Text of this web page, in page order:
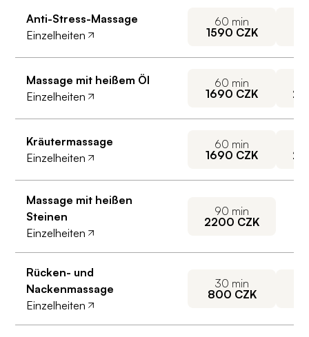
Anti-Stress-Massage
Einzelheiten
60 min
1590 CZK
Massage mit heißem Öl
Einzelheiten
60 min
1690 CZK
Kräutermassage
Einzelheiten
60 min
1690 CZK
Massage mit heißen
Steinen
Einzelheiten
90 min
2200 CZK
Rücken- und
Nackenmassage
Einzelheiten
30 min
800 CZK